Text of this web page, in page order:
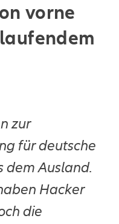
vorne
zur
für deutsche
dem Ausland.
Hacker
die